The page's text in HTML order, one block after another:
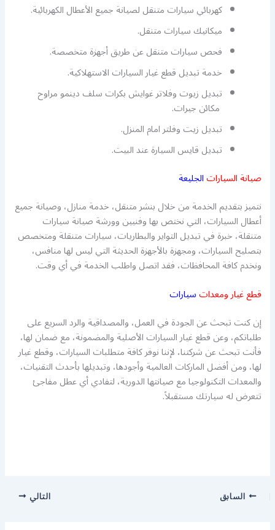
كهربائي سيارات متنقل لصيانة جميع الأعطال الكهربائية.
ميكانيك سيارات متنقل.
فحص سيارات متنقل عن طريق أجهزة متخصصة.
خدمة تبديل قطع غيار السيارات الاستهلاكية.
تبديل زيوت وفلاتر غوايش بكرات سلف دينمو مراوح
مكائن جيرات.
تبديل زيت وفلتر امام المنزل.
تبديل قايس السيارة عند البيت.
صيانة السياراتالجليعة
نتميز بتقديم الخدمة من خلال بنشر متنقل، خدمة منازل، وصيانة جميع
أعطال السيارات، التي نختص بها وفنيين وورشة صيانة سيارات
متنقلة، خبرة في تبديل التواير والبطاريات، سيارات متنقلة ومتخصص
بتصليح السيارات، ومجهزة بالأجهزة الحديثة التي ليس لها منافس،
ونخدم كافة المحافظات، فقد اتصل واطلب الخدمة في أي وقت.
قطع غيار ومعداتسيارات
إن كنت تبحث عن الجودة في العمل، والمصداقية والرد السريع على
طلباتكم، وعن قطع غيار السيارات الأصلية والمضمونة، مع ضمان لها،
فأنت تبحث عن شركتنا، لإننا نوفر كافة متطلبات السيارات، وقطع غيار
لها، ومن أفضل الماركات العالمية وأجودها، وتبديلها بأحدث التقنيات،
والمعدات التكنولوجيا مع صيانتها الدورية، لتفادي أي عطل مفاجئ
تتعرض له سيارتك مستقبلاً.
السابق التالي